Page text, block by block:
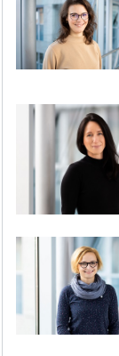
KARRIERE
AKTUELLES
FÜR ANGEHÖRIGE